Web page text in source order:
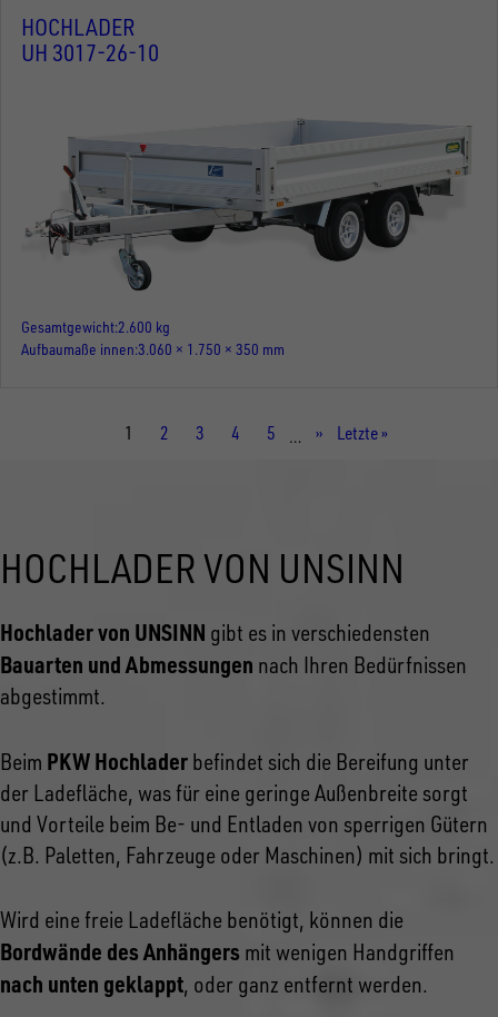
HOCHLADER
UH 3017-26-10
Gesamtgewicht 2.600 kg
Aufbaumaße innen 3.060 × 1.750 × 350 mm
Aktuelle
1 Seite
2 Seite
3 Seite
4 Seite
5 …
Nächste
››
Letzte
Letzte »
HOCHLADER VON UNSINN
Hochlader von UNSINN gibt es in verschiedensten
Bauarten und Abmessungen nach Ihren Bedürfnissen
abgestimmt.
Beim PKW Hochlader befindet sich die Bereifung unter
der Ladefläche, was für eine geringe Außenbreite sorgt
und Vorteile beim Be- und Entladen von sperrigen Gütern
(z.B. Paletten, Fahrzeuge oder Maschinen) mit sich bringt.
Wird eine freie Ladefläche benötigt, können die
Bordwände des Anhängers mit wenigen Handgriffen
nach unten geklappt, oder ganz entfernt werden.